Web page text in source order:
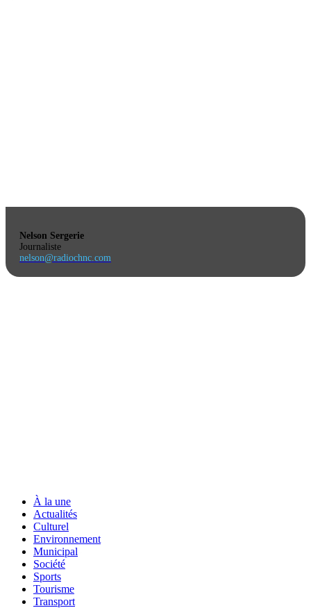
Nelson Sergerie
Journaliste
nelson@radiochnc.com
À la une
Actualités
Culturel
Environnement
Municipal
Société
Sports
Tourisme
Transport